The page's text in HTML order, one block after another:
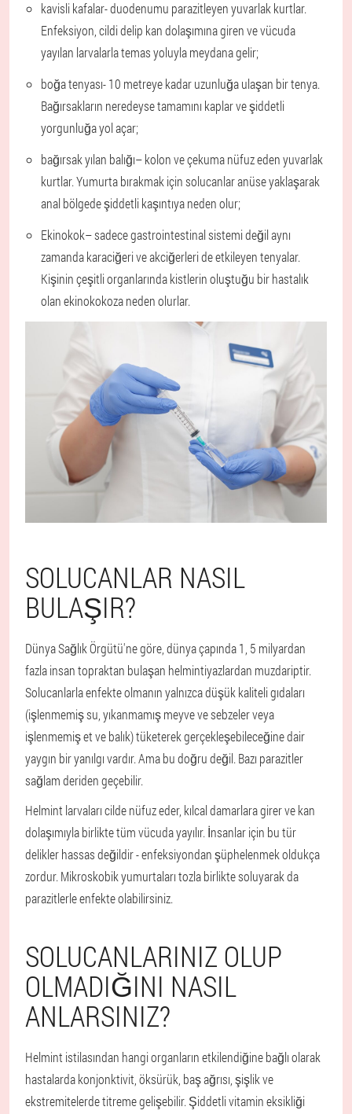
kavisli kafalar- duodenumu parazitleyen yuvarlak kurtlar.
Enfeksiyon, cildi delip kan dolaşımına giren ve vücuda
yayılan larvalarla temas yoluyla meydana gelir;
boğa tenyası- 10 metreye kadar uzunluğa ulaşan bir tenya.
Bağırsakların neredeyse tamamını kaplar ve şiddetli
yorgunluğa yol açar;
bağırsak yılan balığı– kolon ve çekuma nüfuz eden yuvarlak
kurtlar. Yumurta bırakmak için solucanlar anüse yaklaşarak
anal bölgede şiddetli kaşıntıya neden olur;
Ekinokok– sadece gastrointestinal sistemi değil aynı
zamanda karaciğeri ve akciğerleri de etkileyen tenyalar.
Kişinin çeşitli organlarında kistlerin oluştuğu bir hastalık
olan ekinokokoza neden olurlar.
SOLUCANLAR NASIL
BULAŞIR?
Dünya Sağlık Örgütü'ne göre, dünya çapında 1, 5 milyardan
fazla insan topraktan bulaşan helmintiyazlardan muzdariptir.
Solucanlarla enfekte olmanın yalnızca düşük kaliteli gıdaları
(işlenmemiş su, yıkanmamış meyve ve sebzeler veya
işlenmemiş et ve balık) tüketerek gerçekleşebileceğine dair
yaygın bir yanılgı vardır. Ama bu doğru değil. Bazı parazitler
sağlam deriden geçebilir.
Helmint larvaları cilde nüfuz eder, kılcal damarlara girer ve kan
dolaşımıyla birlikte tüm vücuda yayılır. İnsanlar için bu tür
delikler hassas değildir - enfeksiyondan şüphelenmek oldukça
zordur. Mikroskobik yumurtaları tozla birlikte soluyarak da
parazitlerle enfekte olabilirsiniz.
SOLUCANLARINIZ OLUP
OLMADIĞINI NASIL
ANLARSINIZ?
Helmint istilasından hangi organların etkilendiğine bağlı olarak
hastalarda konjonktivit, öksürük, baş ağrısı, şişlik ve
ekstremitelerde titreme gelişebilir. Şiddetli vitamin eksikliği